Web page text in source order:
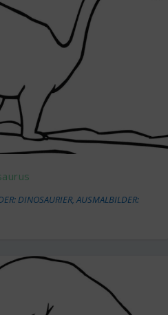
DINOSAURIER,AUSMALBILDER: